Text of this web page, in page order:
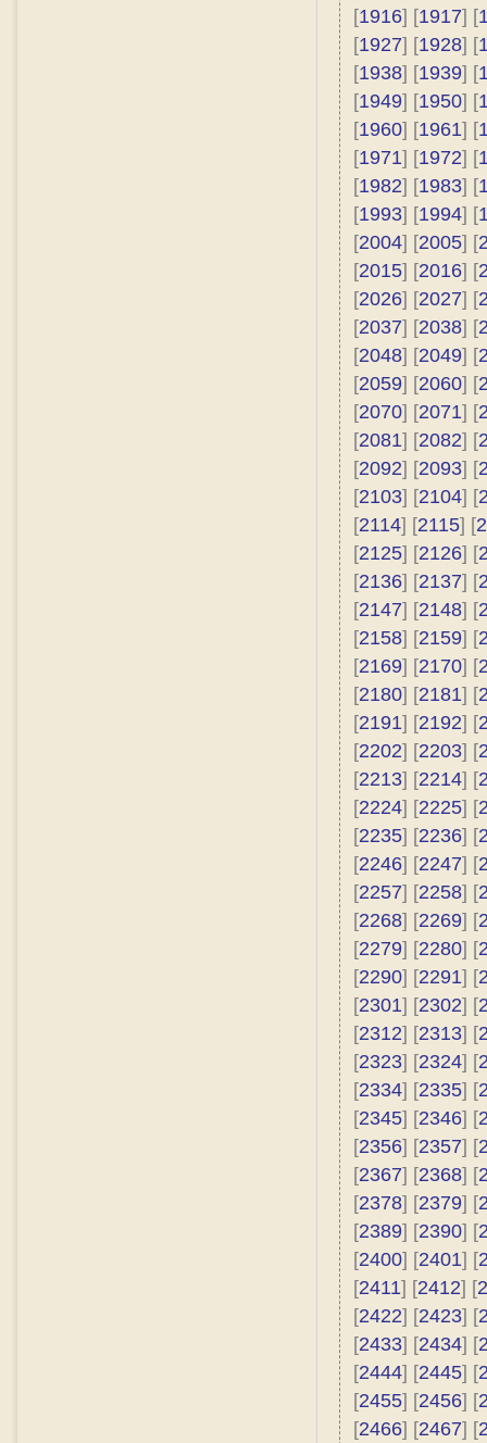
[1916] [1917] [
[1927] [1928] [
[1938] [1939] [
[1949] [1950] [
[1960] [1961] [
[1971] [1972] [
[1982] [1983] [
[1993] [1994] [
[2004] [2005] [
[2015] [2016] [
[2026] [2027] [
[2037] [2038] [
[2048] [2049] [
[2059] [2060] [
[2070] [2071] [
[2081] [2082] [
[2092] [2093] [
[2103] [2104] [
[2114] [2115] [
[2125] [2126] [
[2136] [2137] [
[2147] [2148] [
[2158] [2159] [
[2169] [2170] [
[2180] [2181] [
[2191] [2192] [
[2202] [2203] [
[2213] [2214] [
[2224] [2225] [
[2235] [2236] [
[2246] [2247] [
[2257] [2258] [
[2268] [2269] [
[2279] [2280] [
[2290] [2291] [
[2301] [2302] [
[2312] [2313] [
[2323] [2324] [
[2334] [2335] [
[2345] [2346] [
[2356] [2357] [
[2367] [2368] [
[2378] [2379] [
[2389] [2390] [
[2400] [2401] [
[2411] [2412] [
[2422] [2423] [
[2433] [2434] [
[2444] [2445] [
[2455] [2456] [
[2466] [2467] [